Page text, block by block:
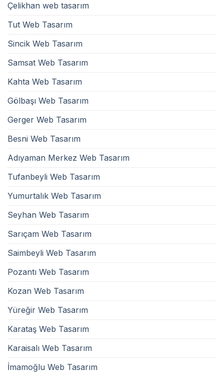
Çelikhan web tasarım
Tut Web Tasarım
Sincik Web Tasarım
Samsat Web Tasarım
Kahta Web Tasarım
Gölbaşı Web Tasarım
Gerger Web Tasarım
Besni Web Tasarım
Adıyaman Merkez Web Tasarım
Tufanbeyli Web Tasarım
Yumurtalık Web Tasarım
Seyhan Web Tasarım
Sarıçam Web Tasarım
Saimbeyli Web Tasarım
Pozantı Web Tasarım
Kozan Web Tasarım
Yüreğir Web Tasarım
Karataş Web Tasarım
Karaisalı Web Tasarım
İmamoğlu Web Tasarım